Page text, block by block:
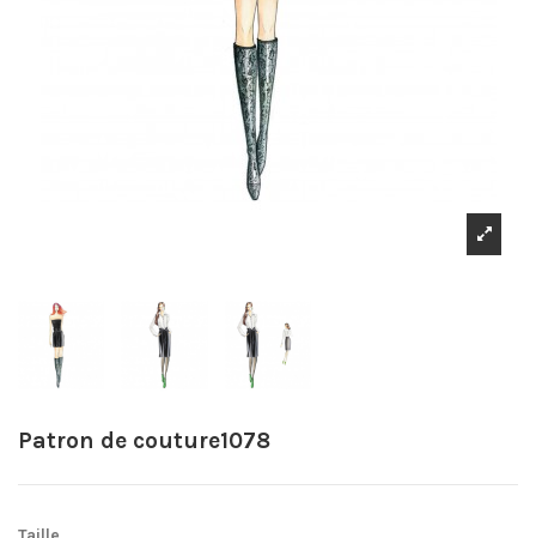
Patron de couture1078